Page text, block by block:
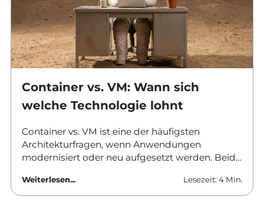
Container vs. VM: Wann sich
welche Technologie lohnt
Container vs. VM ist eine der häufigsten
Architekturfragen, wenn Anwendungen
modernisiert oder neu aufgesetzt werden. Beide
darunterliegenden Hardware, aber sie tun es auf
unterschiedlichen Ebenen und mit
Weiterlesen... Lesezeit: 4 Min.